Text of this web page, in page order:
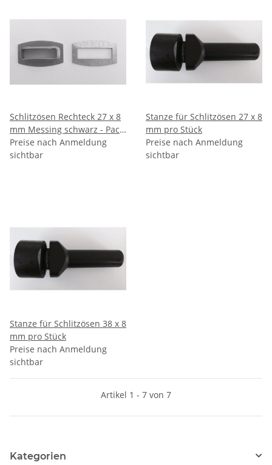
Schlitzösen Rechteck 27 x 8
mm Messing schwarz - Pack
á 100 Stück
Preise nach Anmeldung
sichtbar
Stanze für Schlitzösen 27 x 8
mm pro Stück
Preise nach Anmeldung
sichtbar
Stanze für Schlitzösen 38 x 8
mm pro Stück
Preise nach Anmeldung
sichtbar
Artikel 1 - 7 von 7
Kategorien